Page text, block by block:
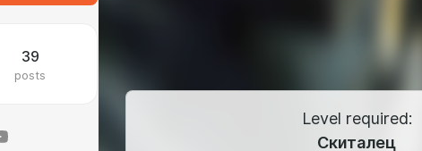
39
posts
Level required:
Скиталец